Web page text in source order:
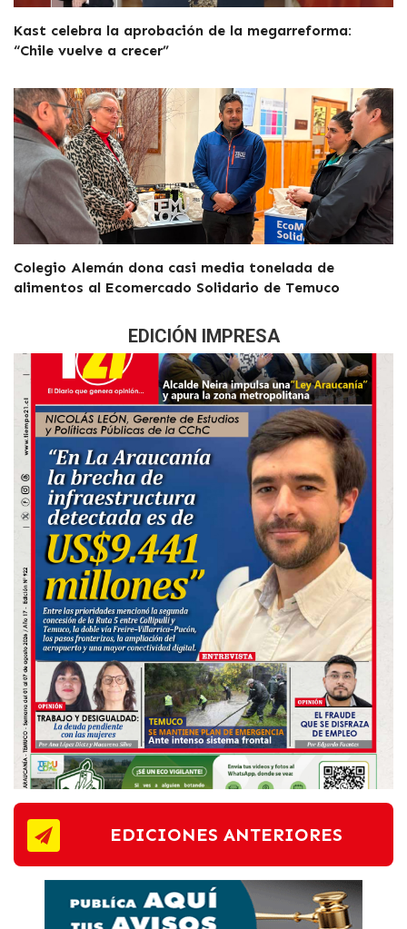
Kast celebra la aprobación de la megarreforma:
“Chile vuelve a crecer”
Colegio Alemán dona casi media tonelada de
alimentos al Ecomercado Solidario de Temuco
EDICIÓN IMPRESA
EDICIONES ANTERIORES